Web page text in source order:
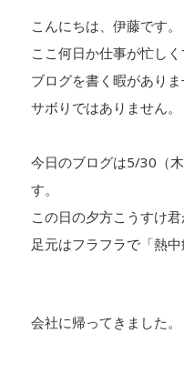
こんにちは、伊藤です。
ここ何日か仕事が忙し
ブログを書く暇がありま
サボりではありません。
今日のブログは5/30（
す。
この日の夕方こうすけ君
足元はフラフラで「熱
会社に帰ってきまし